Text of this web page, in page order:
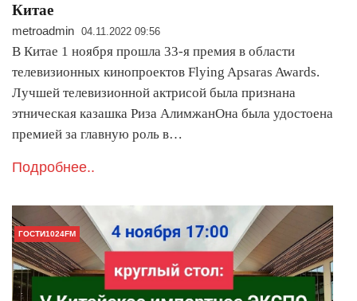
Китае
metroadmin 04.11.2022 09:56
В Китае 1 ноября прошла 33-я премия в области
телевизионных кинопроектов Flying Apsaras Awards.
Лучшей телевизионной актрисой была признана
этническая казашка Риза АлимжанОна была удостоена
премией за главную роль в…
Подробнее..
ГОСТИ1024FM